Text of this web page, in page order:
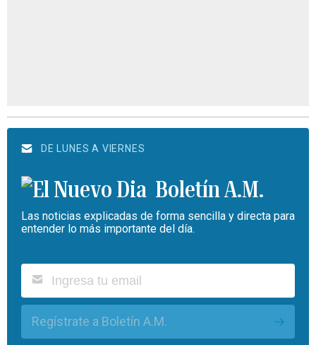
DE LUNES A VIERNES
Boletín A.M.
Las noticias explicadas de forma sencilla y directa para
entender lo más importante del día.
Regístrate a Boletín A.M.